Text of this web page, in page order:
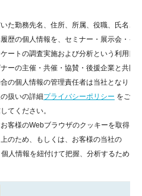
た勤務先名、住所、所属、役職、氏名、
歴の個人情報を、セミナー・展示会・イ
ートの調査実施および分析という利用目
ーの主催・共催・協賛・後援企業と共同
の個人情報の管理責任者は当社となりま
扱いの詳細プライバシーポリシー をご
てください。
客様のWebブラウザのクッキーを取得
のため、もしくは、お客様の当社の
人情報を紐付けて把握、分析するため